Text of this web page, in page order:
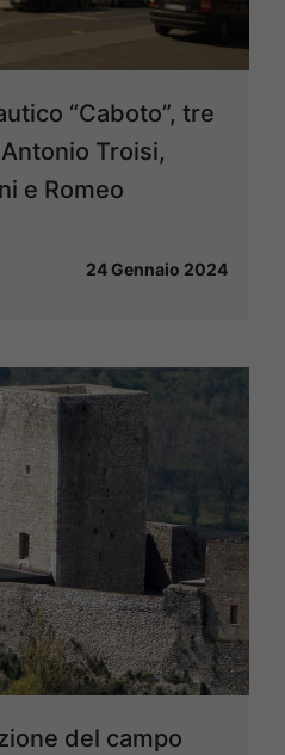
“Caboto”, tre
Troisi,
e Romeo
24 Gennaio 2024
del campo